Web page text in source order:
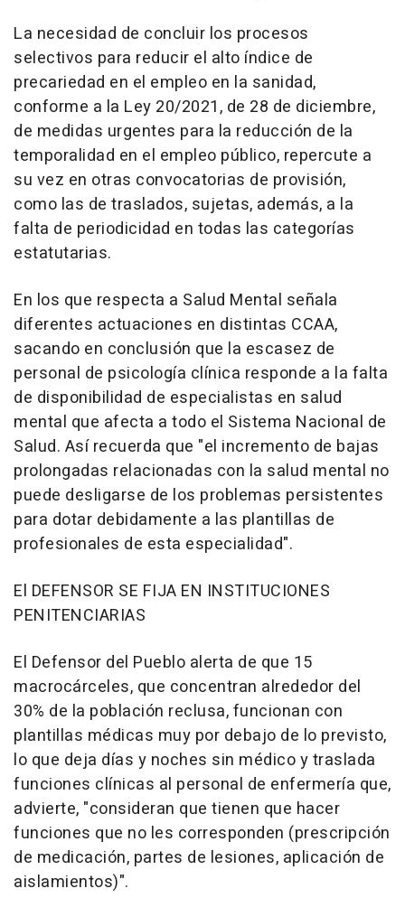
La necesidad de concluir los procesos
selectivos para reducir el alto índice de
precariedad en el empleo en la sanidad,
conforme a la Ley 20/2021, de 28 de diciembre,
de medidas urgentes para la reducción de la
temporalidad en el empleo público, repercute a
su vez en otras convocatorias de provisión,
como las de traslados, sujetas, además, a la
falta de periodicidad en todas las categorías
estatutarias.
En los que respecta a Salud Mental señala
diferentes actuaciones en distintas CCAA,
sacando en conclusión que la escasez de
personal de psicología clínica responde a la falta
de disponibilidad de especialistas en salud
mental que afecta a todo el Sistema Nacional de
Salud. Así recuerda que "el incremento de bajas
prolongadas relacionadas con la salud mental no
puede desligarse de los problemas persistentes
para dotar debidamente a las plantillas de
profesionales de esta especialidad".
El DEFENSOR SE FIJA EN INSTITUCIONES
PENITENCIARIAS
El Defensor del Pueblo alerta de que 15
macrocárceles, que concentran alrededor del
30% de la población reclusa, funcionan con
plantillas médicas muy por debajo de lo previsto,
lo que deja días y noches sin médico y traslada
funciones clínicas al personal de enfermería que,
advierte, "consideran que tienen que hacer
funciones que no les corresponden (prescripción
de medicación, partes de lesiones, aplicación de
aislamientos)".